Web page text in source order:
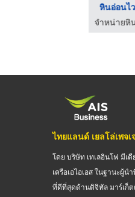
หินอ่อนไ
ไทยแลนด์ เยลโล่เพจเ
โดย บริษัท เทเลอินโฟ มีเ
เครือเอไอเอส ในฐานะผู้
ที่ดีที่สุดด้านดิจิทัล มาร์เก็